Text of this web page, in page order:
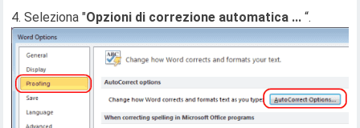
Seleziona "Opzioni di correzione automatica ...“.